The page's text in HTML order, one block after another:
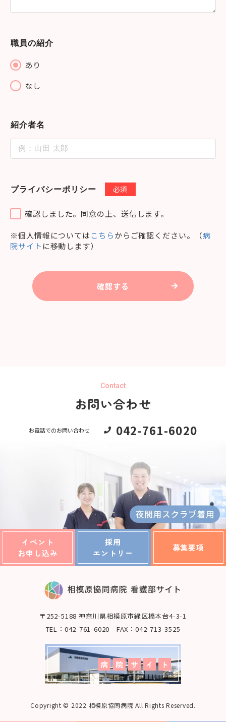
職員の紹介
あり
なし
紹介者名
プライバシーポリシー 必須
確認しました。同意の上、送信します。
※個人情報については こちらからご確認ください。（病
院サイト に移動します）
確認する
Contact
お問い合わせ
お電話でのお問い合わせ 042-761-6020
イベント
お申し込み
採用
エントリー
募集要項
〒252-5188 神奈川県相模原市緑区橋本台4-3-1
TEL：042-761-6020 FAX：042-713-3525
Copyright © 2022 相模原協同病院 All Rights Reserved.